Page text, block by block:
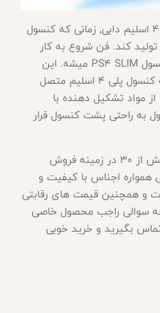
فن خنک کننده پلی استیشن 4 اسلیم دابی, زمانی که کنسول
تولید کند. فن شروع به کار
PS4 SLIM میشه. این
محصول از طریق کابل USB به کنسول پلی 4 اسلیم متصل
میشه. فن خنک کننده DOBE از مواد تشکیل دهنده با
به راحتی پشت کنسول قرار
فروشگاه یگانه با سابقه ای بیش از 30 در زمینه فروش
همواره اجناس با کیفیت و
و همچنین قیمت های رقابتی
چه سوالی راجب محصول خاصی
بگیرید و خرید خوبی